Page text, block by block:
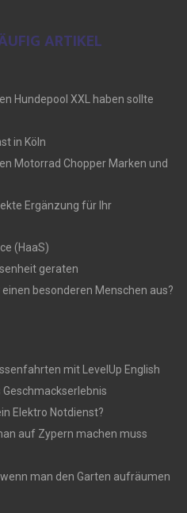
ARTIKEL
Hundepool XXL haben sollte
in Köln
Motorrad Chopper Marken und
Ergänzung für Ihr
(HaaS)
geraten
besonderen Menschen aus?
mit LevelUp English
Elektro Notdienst?
auf Zypern machen muss
man den Garten aufräumen